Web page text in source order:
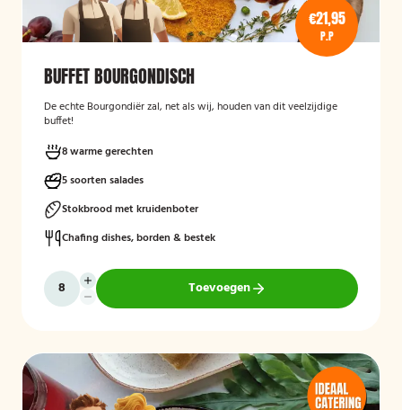
€21,95
P.P
BUFFET BOURGONDISCH
De echte Bourgondiër zal, net als wij, houden van dit veelzijdige
buffet!
8 warme gerechten
5 soorten salades
Stokbrood met kruidenboter
Chafing dishes, borden & bestek
Toevoegen